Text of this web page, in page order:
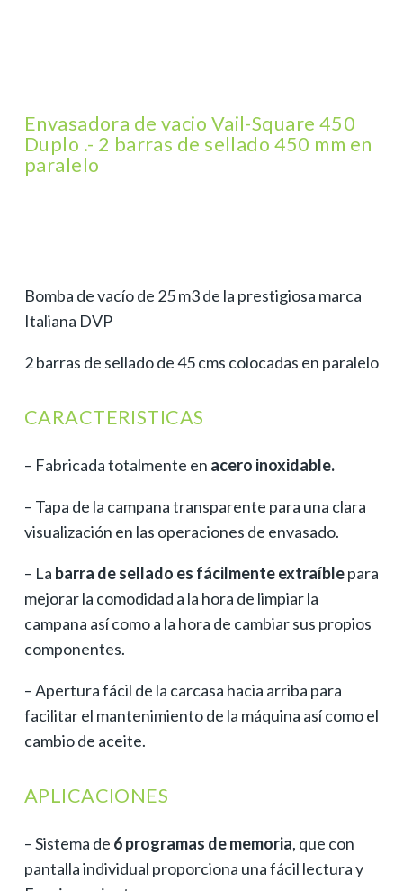
Envasadora de vacio Vail-Square 450
Duplo .- 2 barras de sellado 450 mm en
paralelo
Bomba de vacío de 25 m3 de la prestigiosa marca
Italiana DVP
2 barras de sellado de 45 cms colocadas en paralelo
CARACTERISTICAS
– Fabricada totalmente en acero inoxidable.
– Tapa de la campana transparente para una clara
visualización en las operaciones de envasado.
– La barra de sellado es fácilmenteextraíblepara
mejorar la comodidad a la hora de limpiar la
campana así como a la hora de cambiar sus propios
componentes.
– Apertura fácil de la carcasa hacia arriba para
facilitar el mantenimiento de la máquina así como el
cambio de aceite.
APLICACIONES
– Sistema de 6 programas de memoria, que con
pantalla individual proporciona una fácil lectura y